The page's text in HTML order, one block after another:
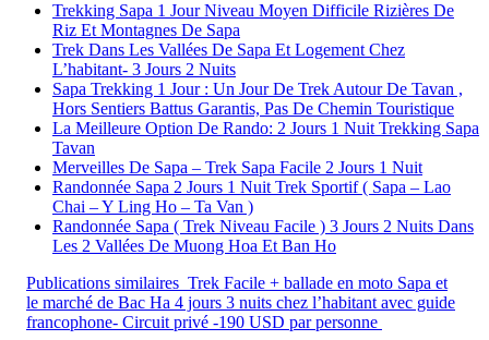
Trekking Sapa 1 Jour Niveau Moyen Difficile Rizières De
Riz Et Montagnes De Sapa
Trek Dans Les Vallées De Sapa Et Logement Chez
L’habitant- 3 Jours 2 Nuits
Sapa Trekking 1 Jour : Un Jour De Trek Autour De Tavan ,
Hors Sentiers Battus Garantis, Pas De Chemin Touristique
La Meilleure Option De Rando: 2 Jours 1 Nuit Trekking Sapa
Tavan
Merveilles De Sapa – Trek Sapa Facile 2 Jours 1 Nuit
Randonnée Sapa 2 Jours 1 Nuit Trek Sportif ( Sapa – Lao
Chai – Y Ling Ho – Ta Van )
Randonnée Sapa ( Trek Niveau Facile ) 3 Jours 2 Nuits Dans
Les 2 Vallées De Muong Hoa Et Ban Ho
Publications similaires Trek Facile + ballade en moto Sapa et
le marché de Bac Ha 4 jours 3 nuits chez l’habitant avec guide
francophone- Circuit privé -190 USD par personne